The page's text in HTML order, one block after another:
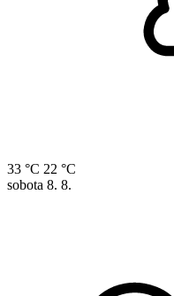
33 °C 22 °C
sobota 8. 8.